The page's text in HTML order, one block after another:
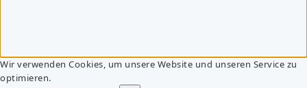
Wir verwenden Cookies, um unsere Website und unseren Service zu
optimieren.